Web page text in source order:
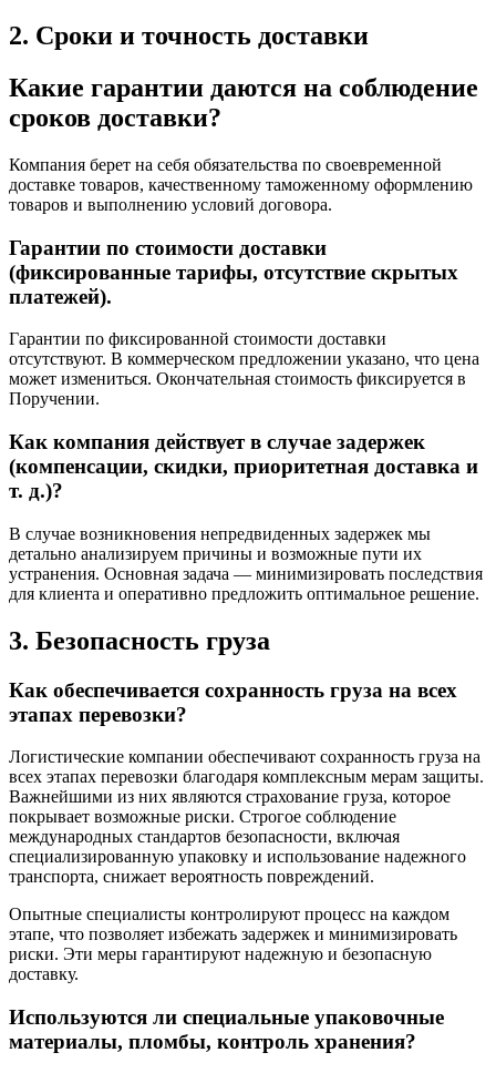
2. Сроки и точность доставки
Какие гарантии даются на соблюдение
сроков доставки?
Компания берет на себя обязательства по своевременной
доставке товаров, качественному таможенному оформлению
товаров и выполнению условий договора.
Гарантии по стоимости доставки
(фиксированные тарифы, отсутствие скрытых
платежей).
Гарантии по фиксированной стоимости доставки
отсутствуют. В коммерческом предложении указано, что цена
может измениться. Окончательная стоимость фиксируется в
Поручении.
Как компания действует в случае задержек
(компенсации, скидки, приоритетная доставка и
т. д.)?
В случае возникновения непредвиденных задержек мы
детально анализируем причины и возможные пути их
устранения. Основная задача — минимизировать последствия
для клиента и оперативно предложить оптимальное решение.
3. Безопасность груза
Как обеспечивается сохранность груза на всех
этапах перевозки?
Логистические компании обеспечивают сохранность груза на
всех этапах перевозки благодаря комплексным мерам защиты.
Важнейшими из них являются страхование груза, которое
покрывает возможные риски. Строгое соблюдение
международных стандартов безопасности, включая
специализированную упаковку и использование надежного
транспорта, снижает вероятность повреждений.
Опытные специалисты контролируют процесс на каждом
этапе, что позволяет избежать задержек и минимизировать
риски. Эти меры гарантируют надежную и безопасную
доставку.
Используются ли специальные упаковочные
материалы, пломбы, контроль хранения?